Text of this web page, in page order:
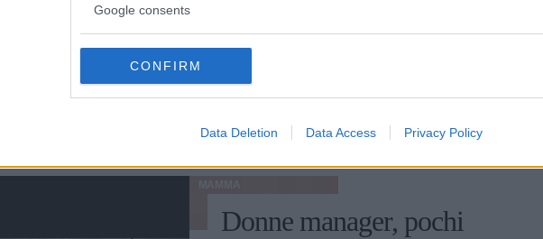
Google consents
CONFIRM
Data Deletion Data Access Privacy Policy
ha intervistato le assistenti italiane per
Donne manager, pochi